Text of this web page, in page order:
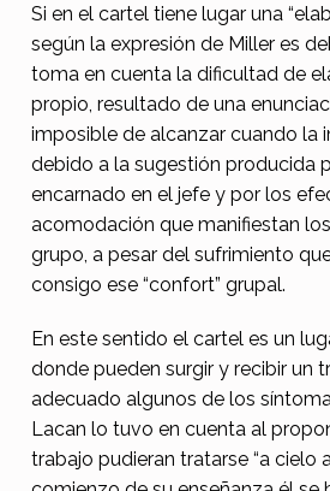
i
v
o
o
r
i
g
i
n
a
l
p
Si en el cartel tiene lugar una
según la expresión de Miller es
toma en cuenta la dificultad de
propio, resultado de una
imposible de alcanzar cuando la
debido a la sugestión producida
encarnado en el jefe y por los
acomodación que manifiestan
grupo, a pesar del sufrimiento
consigo ese “confort” grupal.
En este sentido el cartel es un
donde pueden surgir y recibir un
adecuado algunos de los
Lacan lo tuvo en cuenta al
trabajo pudieran tratarse “a cielo